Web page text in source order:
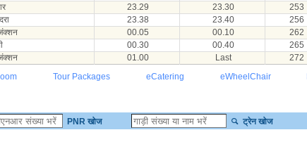
23.29 23.30
253
23.38 23.40
256
जंक्शन 00.05 00.10
262
00.30 00.40
265
जंक्शन 01.00 Last
272
Tour Packages eCatering eWheelChair
PNR खोज ट्रेन खोज